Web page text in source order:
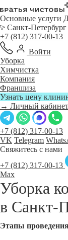
Основные услуги
Санкт-Петербург
+7 (812) 317-00-13
Войти
Уборка
Химчистка
Компания
Франшиза
Узнать цену
→ Личный кабинет
+7 (812) 317-00-13
VK Telegram
Свяжитесь с нами
+7 (812) 317-00-13
Max
Уборка
в Санкт-
Этапы